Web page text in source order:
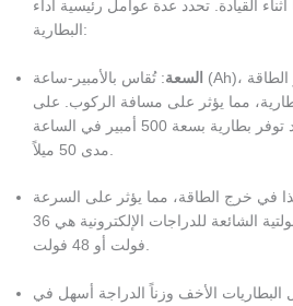
القيادة. تحدد عدة عوامل رئيسية أداء
البطارية:
السعة: تُقاس بالأمبير-ساعة (Ah)، وهي تحدد مقدار الطاقة
مما يؤثر على مسافة الركوب. على
سبيل المثال، قد توفر بطارية بسعة 500 أمبير في الساعة
في خرج الطاقة، مما يؤثر على السرعة
وعزم الدوران. الفولتية الشائعة للدراجات الإلكترونية هي 36
فولت أو 48 فولت.
البطاريات الأخف وزناً الدراجة أسهل في